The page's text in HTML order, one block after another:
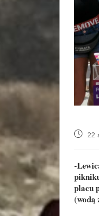
22
-
placu
(wodą